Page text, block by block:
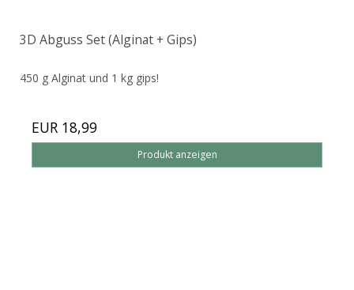
3D Abguss Set (Alginat + Gips)
450 g Alginat und 1 kg gips!
EUR 18,99
Produkt anzeigen